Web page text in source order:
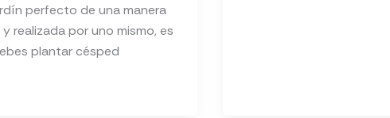
perfecto de una manera
realizada por uno mismo, es
plantar césped